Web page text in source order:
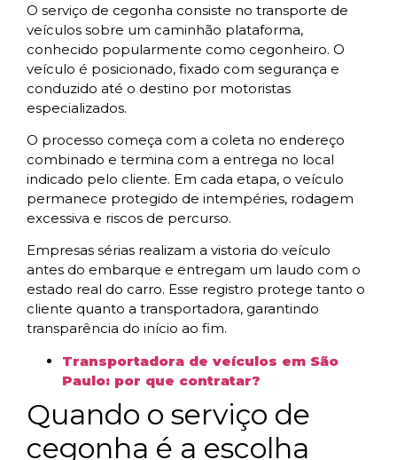
O serviço de cegonha consiste no transporte de
veículos sobre um caminhão plataforma,
conhecido popularmente como cegonheiro. O
veículo é posicionado, fixado com segurança e
conduzido até o destino por motoristas
especializados.
O processo começa com a coleta no endereço
combinado e termina com a entrega no local
indicado pelo cliente. Em cada etapa, o veículo
permanece protegido de intempéries, rodagem
excessiva e riscos de percurso.
Empresas sérias realizam a vistoria do veículo
antes do embarque e entregam um laudo com o
estado real do carro. Esse registro protege tanto o
cliente quanto a transportadora, garantindo
transparência do início ao fim.
Transportadora de veículos em São
Paulo: por que contratar?
Quando o serviço de
cegonha é a escolha